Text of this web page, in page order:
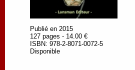
Publié en 2015
127 pages - 14.00 €
ISBN: 978-2-8071-0072-5
Disponible